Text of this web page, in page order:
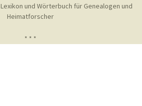
und Wörterbuch für Genealogen und
Heimatforscher
* * *